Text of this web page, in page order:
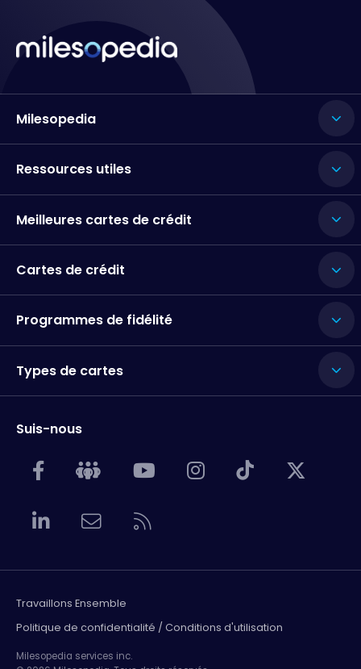
Milesopedia
Ressources utiles
Meilleures cartes de crédit
Cartes de crédit
Programmes de fidélité
Types de cartes
Suis-nous
Travaillons Ensemble
Politique de confidentialité / Conditions d'utilisation
Milesopedia services inc.